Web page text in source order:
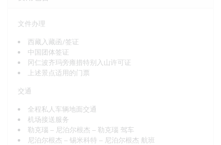
文件办理
西藏入藏函/签证
中国团体签证
冈仁波齐玛旁雍措特别入山许可证
上述景点适用的门票
交通
全程私人车辆地面交通
机场接送服务
勒克瑙 – 尼泊尔根杰 – 勒克瑙 驾车
尼泊尔根杰 – 锡米科特 – 尼泊尔根杰 航班